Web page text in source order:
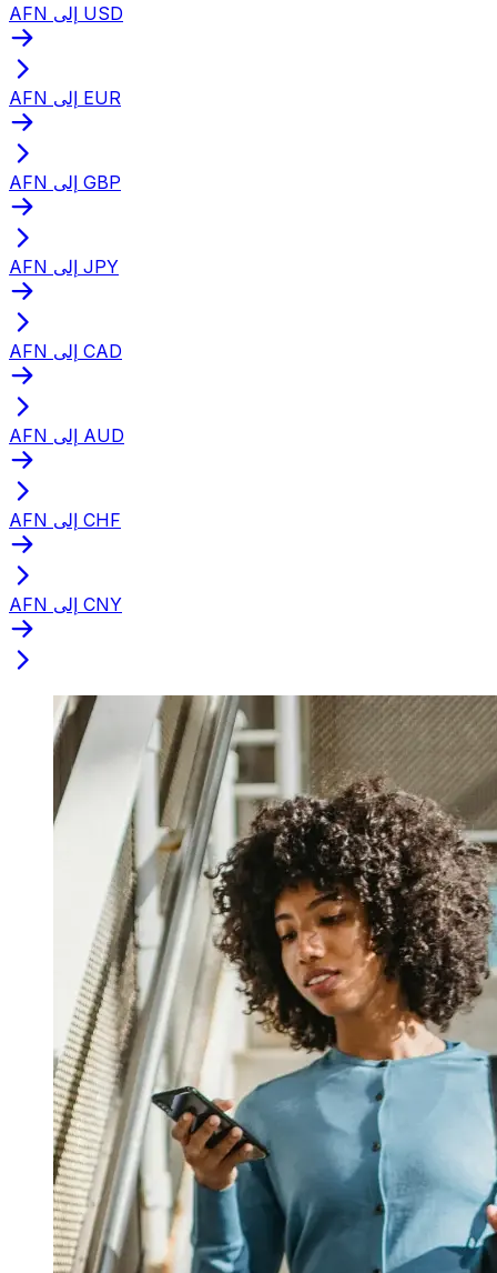
AFN إلى USD
AFN إلى EUR
AFN إلى GBP
AFN إلى JPY
AFN إلى CAD
AFN إلى AUD
AFN إلى CHF
AFN إلى CNY